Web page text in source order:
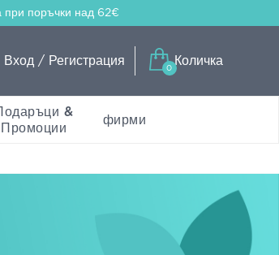
при поръчки над 62€
Вход / Регистрация
0
Количка
&
Промоции
фирми